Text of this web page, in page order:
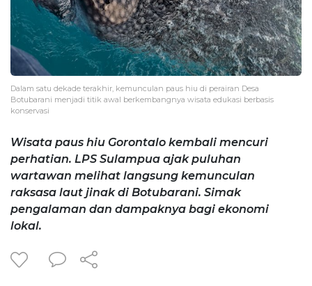
Dalam satu dekade terakhir, kemunculan paus hiu di perairan Desa
Botubarani menjadi titik awal berkembangnya wisata edukasi berbasis
konservasi
Wisata paus hiu Gorontalo kembali mencuri
perhatian. LPS Sulampua ajak puluhan
wartawan melihat langsung kemunculan
raksasa laut jinak di Botubarani. Simak
pengalaman dan dampaknya bagi ekonomi
lokal.